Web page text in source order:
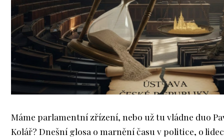
Máme parlamentní zřízení, nebo už tu vládne duo
Kolář? Dnešní glosa o marnění času v politice, o